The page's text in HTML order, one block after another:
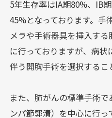
フロア案内･施設
病院の取り組み
ボランティア活動
宗教的要望について
5年生存率はIA期80%、IB
45%となっております。手
メラや手術器具を挿入す
に行っておりますが、病
伴う開胸手術を選択するこ
また、肺がんの標準手術
ンパ節郭清）を中心に行